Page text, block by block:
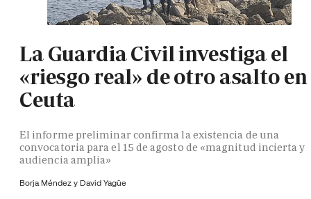
La Guardia Civil investiga el
«riesgo real» de otro asalto en
Ceuta
El informe preliminar confirma la existencia de una
convocatoria para el 15 de agosto de «magnitud incierta y
audiencia amplia»
Borja Méndez y David Yagüe